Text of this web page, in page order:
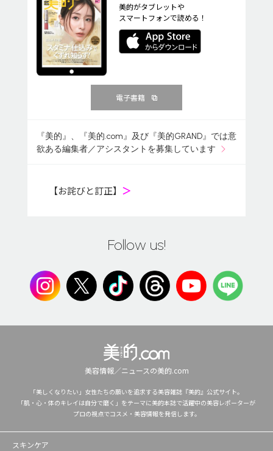
美的がタブレットや
スマートフォンで読める！
電子書籍
『美的』、『美的.com』及び『美的GRAND』では意
欲ある編集者／アシスタントを募集しています
【お詫びと訂正】 ＞
Follow us!
美容情報／ニュースの美的.com
「美しくなりたい」女性たちの願いを追求する美容雑誌『美的』公式サイト。
「肌・心・体のキレイは自分で磨く」をテーマに美的本誌で活躍中の美容レポーターが
プロの視点でコスメ・美容情報を発信します。
スキンケア